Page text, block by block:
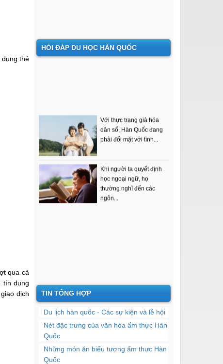
thẻ
qua cả
tín dụng
dịch
HỎI ĐÁP DU HỌC HÀN QUỐC
dân số, Hàn Quốc đang
phải đối mặt với tình...
học ngoại ngữ, họ
thường nghĩ đến các
ngôn...
TIN TỔNG HỢP
Du lịch hàn quốc - Các sự kiện và lễ hội
​Nét đặc trưng của văn hóa ẩm thực Hàn
Quốc
Những món ăn biểu tượng ẩm thực Hàn
Quốc